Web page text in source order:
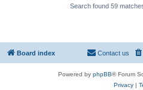
Search found 59
Board index Contact us
Powered by phpBB® Forum
Privacy|